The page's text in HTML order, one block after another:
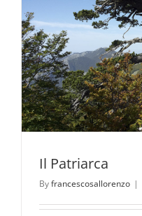
Il Patriarca
Byfrancescosallorenzo |